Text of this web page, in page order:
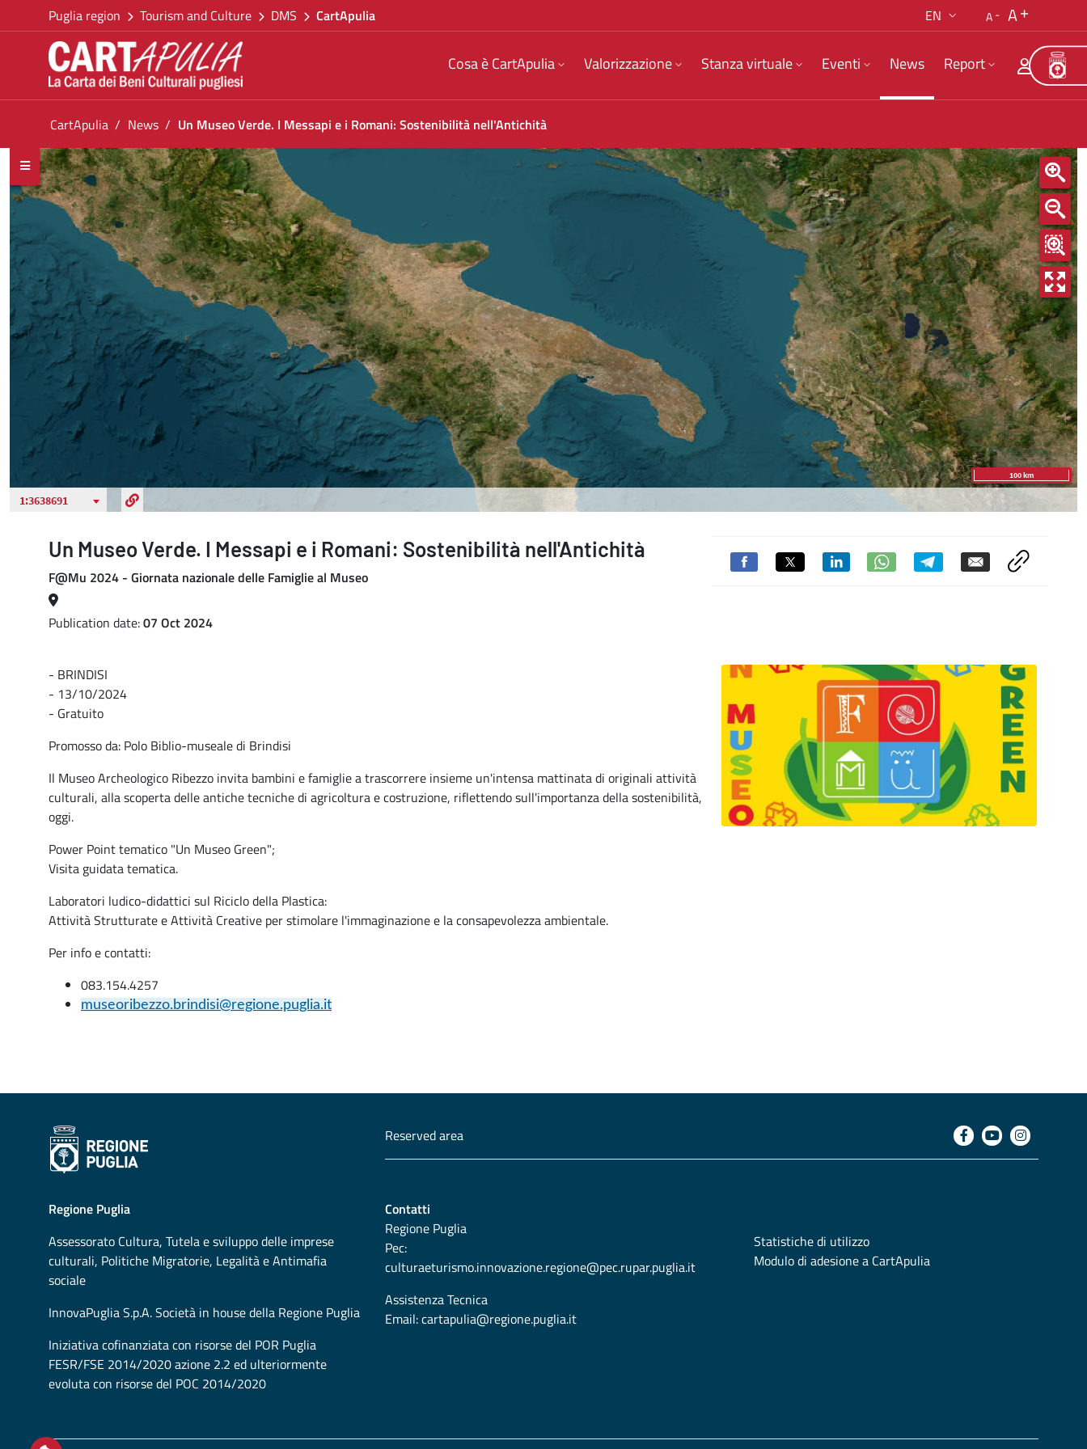
Skip to Content
Go back to the homepage
Go to navigation menu
Go to content
Go to the footer
Puglia region Tourism and Culture DMS CartApulia EN A A
Cosa è CartApulia Valorizzazione Stanza virtuale Eventi News Report
You are in:
CartApulia News Un Museo Verde. I Messapi e i Romani: Sostenibilità nell'Antichità
Un Museo Verde. I Messapi e i Romani: Sostenibilità nell&#39;Antichità
Un Museo Verde. I Messapi e i Romani: Sostenibilità nell'Antichità
F@Mu 2024 - Giornata nazionale delle Famiglie al Museo
Publication date:07 Oct 2024
- BRINDISI
- 13/10/2024
- Gratuito
Promosso da: Polo Biblio-museale di Brindisi
Il Museo Archeologico Ribezzo invita bambini e famiglie a trascorrere insieme un'intensa mattinata di originali attività
culturali, alla scoperta delle antiche tecniche di agricoltura e costruzione, riflettendo sull'importanza della sostenibilità,
oggi.
Power Point tematico "Un Museo Green";
Visita guidata tematica.
Laboratori ludico-didattici sul Riciclo della Plastica:
Attività Strutturate e Attività Creative per stimolare l'immaginazione e la consapevolezza ambientale.
Per info e contatti:
083.154.4257
museoribezzo.brindisi@regione.puglia.it
Reserved area
Regione Puglia
Assessorato Cultura, Tutela e sviluppo delle imprese
culturali, Politiche Migratorie, Legalità e Antimafia
sociale
InnovaPuglia S.p.A. Società in house della Regione Puglia
Iniziativa cofinanziata con risorse del POR Puglia
FESR/FSE 2014/2020 azione 2.2 ed ulteriormente
evoluta con risorse del POC 2014/2020
Contatti
Regione Puglia
Pec:
culturaeturismo.innovazione.regione@pec.rupar.puglia.it
Assistenza Tecnica
Email:cartapulia@regione.puglia.it
Statistiche di utilizzo
Modulo di adesione a CartApulia